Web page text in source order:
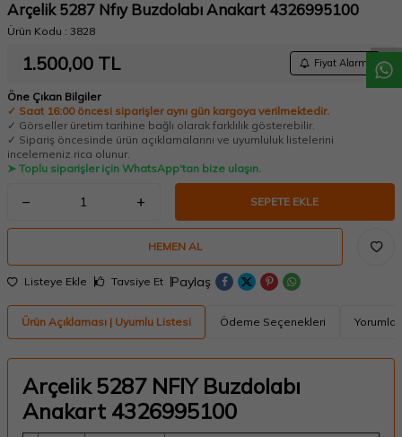
Arçelik 5287 Nfıy Buzdolabı Anakart 4326995100
Ürün Kodu : 3828
1.500,00 TL Fiyat Alarmı
Öne Çıkan Bilgiler
✓ Saat 16:00 öncesi siparişler aynı gün kargoya verilmektedir.
✓ Görseller üretim tarihine bağlı olarak farklılık gösterebilir.
✓ Sipariş öncesinde ürün açıklamalarını ve uyumluluk listelerini
incelemeniz rica olunur.
➤ Toplu siparişler için WhatsApp'tan bize ulaşın.
SEPETE EKLE
HEMEN AL
Listeye Ekle Tavsiye Et Paylaş
Ürün Açıklaması | Uyumlu Listesi Ödeme Seçenekleri Yorumlar
Arçelik 5287 NFIY Buzdolabı
Anakart 4326995100